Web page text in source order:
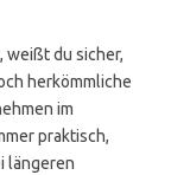
du sicher,
herkömmliche
im
praktisch,
längeren